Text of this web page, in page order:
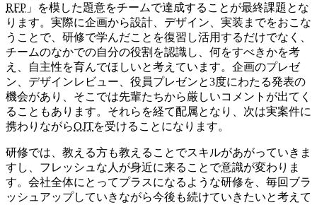
RFP 」を模した題意をチームで達成することが最終課題とな
ります。実際に企画から設計、デザイン、実装までをおこな
うことで、研修で学んだことを復習し活用するだけでなく、
チームのなかでの自分の役割を認識し、何をすべきかを考
え、自主性を育んでほしいと考えています。企画のプレゼ
ン、デザインレビュー、役員プレゼンと3度にわたる発表の
機会があり、そこでは先輩たちから厳しいコメントが出てく
ることもあります。それらを経て配属となり、次は実案件に
携わりながらOJTを受けることになります。
研修では、教える方も教えることでスキルがあがっていきま
すし、フレッシュな人が身近に来ることで意識が変わりま
す。会社全体にとってプラスになるような研修を、毎回ブラ
ッシュアップしていきながら今後も続けていきたいと考えて